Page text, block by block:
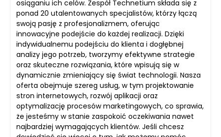
osiąganiu ich celów. Zespół Technetium składa się z
ponad 20 utalentowanych specjalistów, którzy łączą
swoją pasję z profesjonalizmem, oferując
innowacyjne podejście do każdej realizacji. Dzięki
indywidualnemu podejściu do klienta i dogłębnej
analizy jego potrzeb, tworzymy efektywne strategie
oraz skuteczne rozwiązania, które wpisują się w
dynamicznie zmieniający się świat technologii. Nasza
oferta obejmuje szereg usług, w tym projektowanie
stron internetowych, rozwój aplikacji oraz
optymalizację procesów marketingowych, co sprawia,
że jesteśmy w stanie zaspokoić oczekiwania nawet
najbardziej wymagających klientów. Jeśli chcesz